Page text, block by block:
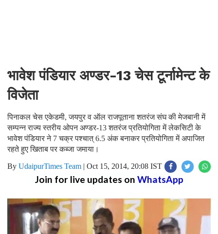
भावेश पंडियार अण्डर-13 चेस टूर्नामेन्ट के
विजेता
पिनाकल चेस एकेडमी, जयपुर व ऑल राजपूताना शतरंज संघ की मेजबानी में
सम्पन्न राज्य स्तरीय ओपन अण्डर-13 शतरंज प्रतियोगिता में लेकसिटी के
भावेश पंडियार ने 7 चक्र पश्चात् 6.5 अंक बनाकर प्रतियोगिता में अपाजित
रहते हुए खिताब पर कब्जा जमाया।
By UdaipurTimes Team | Oct 15, 2014, 20:08 IST
Join for live updates on WhatsApp